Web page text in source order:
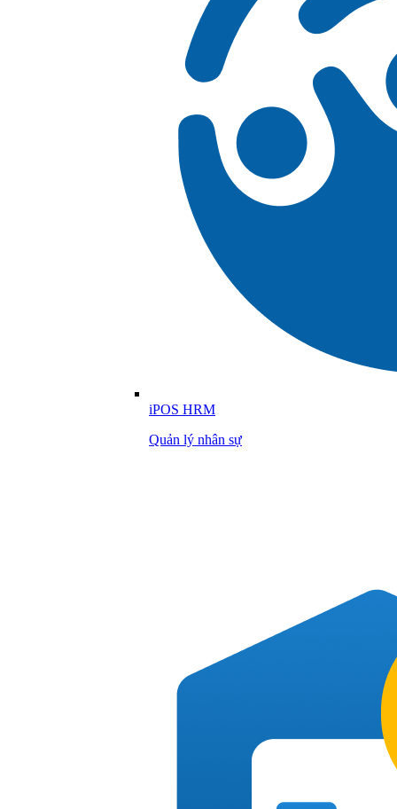
iPOS HRM
Quản lý nhân sự